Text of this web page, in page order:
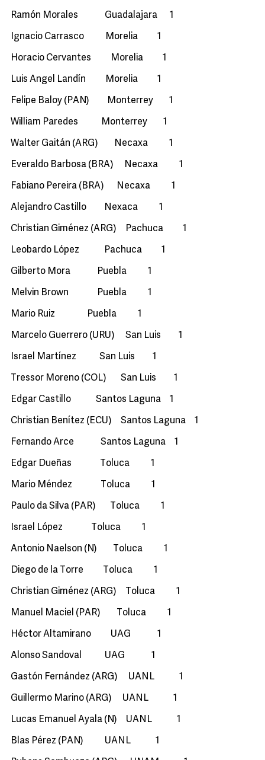
Ramón Morales Guadalajara 1
Ignacio Carrasco Morelia 1
Horacio Cervantes Morelia 1
Luis Angel Landín Morelia 1
Felipe Baloy (PAN) Monterrey 1
William Paredes Monterrey 1
Walter Gaitán (ARG) Necaxa 1
Everaldo Barbosa (BRA) Necaxa 1
Fabiano Pereira (BRA) Necaxa 1
Alejandro Castillo Nexaca 1
Christian Giménez (ARG) Pachuca 1
Leobardo López Pachuca 1
Gilberto Mora Puebla 1
Melvin Brown Puebla 1
Mario Ruiz Puebla 1
Marcelo Guerrero (URU) San Luis 1
Israel Martínez San Luis 1
Tressor Moreno (COL) San Luis 1
Edgar Castillo Santos Laguna 1
Christian Benítez (ECU) Santos Laguna 1
Fernando Arce Santos Laguna 1
Edgar Dueñas Toluca 1
Mario Méndez Toluca 1
Paulo da Silva (PAR) Toluca 1
Israel López Toluca 1
Antonio Naelson (N) Toluca 1
Diego de la Torre Toluca 1
Christian Giménez (ARG) Toluca 1
Manuel Maciel (PAR) Toluca 1
Héctor Altamirano UAG 1
Alonso Sandoval UAG 1
Gastón Fernández (ARG) UANL 1
Guillermo Marino (ARG) UANL 1
Lucas Emanuel Ayala (N) UANL 1
Blas Pérez (PAN) UANL 1